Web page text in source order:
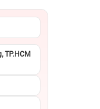
TP.HCM